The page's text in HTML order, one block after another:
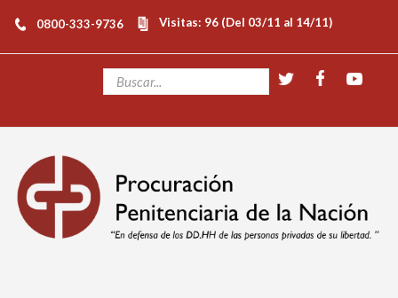
0800-333-9736 Visitas: 96 (Del 03/11 al 14/11)